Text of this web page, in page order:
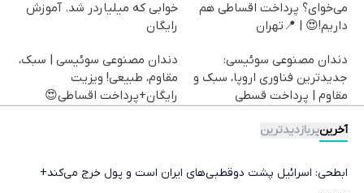
می‌خوای؟ پرداخت اقساطی هم
داریم!😍 | 📍تهران
خوابی که میلیاردر شد. آموزش
رایگان
دندان مصنوعی سوئیسی:
جدیدترین فناوری اروپا، سبک و
مقاوم | پرداخت قسطی
دندان مصنوعی سوئیسی | سبک،
مقاوم، طبیعی! ویزیت
رایگان+پرداخت اقساطی😍
آخرینپربازدیدترین
ابطحی: اسرائیل پشت دوقطبی‌های ایران است و پول خرج می‌کند+